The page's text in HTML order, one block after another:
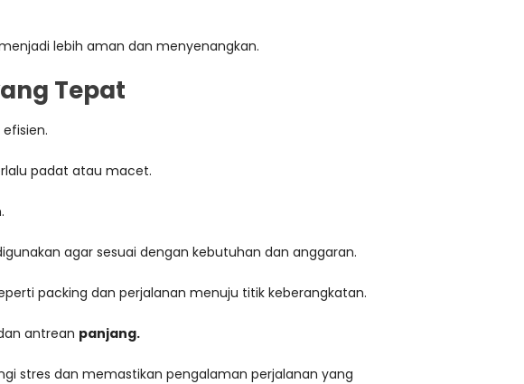
lebih aman dan menyenangkan.
Tepat
padat atau macet.
agar sesuai dengan kebutuhan dan anggaran.
packing dan perjalanan menuju titik keberangkatan.
antrean panjang.
stres dan memastikan pengalaman perjalanan yang